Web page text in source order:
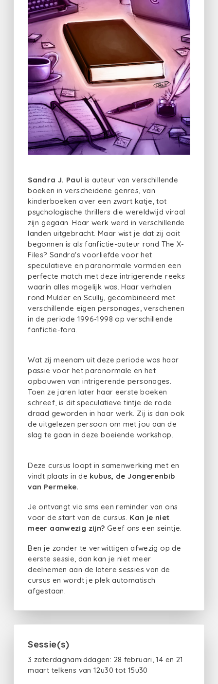
Sandra J. Paul is auteur van verschillende
boeken in verscheidene genres, van
kinderboeken over een zwart katje, tot
psychologische thrillers die wereldwijd viraal
zijn gegaan. Haar werk werd in verschillende
landen uitgebracht. Maar wist je dat zij ooit
begonnen is als fanfictie-auteur rond The X-
Files? Sandra's voorliefde voor het
speculatieve en paranormale vormden een
perfecte match met deze intrigerende reeks
waarin alles mogelijk was. Haar verhalen
rond Mulder en Scully, gecombineerd met
verschillende eigen personages, verschenen
in de periode 1996-1998 op verschillende
fanfictie-fora.
Wat zij meenam uit deze periode was haar
passie voor het paranormale en het
opbouwen van intrigerende personages.
Toen ze jaren later haar eerste boeken
schreef, is dit speculatieve tintje de rode
draad geworden in haar werk. Zij is dan ook
de uitgelezen persoon om met jou aan de
slag te gaan in deze boeiende workshop.
Deze cursus loopt in samenwerking met en
vindt plaats in de kubus, de Jongerenbib
van Permeke.
Je ontvangt via sms een reminder van ons
voor de start van de cursus. Kan je niet
meer aanwezig zijn? Geef ons een seintje.
Ben je zonder te verwittigen afwezig op de
eerste sessie, dan kan je niet meer
deelnemen aan de latere sessies van de
cursus en wordt je plek automatisch
afgestaan.
Sessie(s)
3 zaterdagnamiddagen: 28 februari, 14 en 21
maart telkens van 12u30 tot 15u30